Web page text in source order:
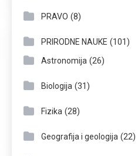
PRAVO (8)
PRIRODNE NAUKE (101)
Astronomija (26)
Biologija (31)
Fizika (28)
Geografija i geologija (22)